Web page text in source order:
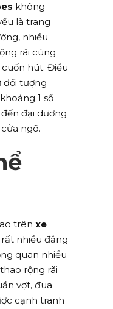
không
là trang
nhiều
rãi cùng
hút. Điều
đối tượng
1 số
đại dương
ngõ.
trên xe
rất nhiều đẳng
quan nhiều
rộng rãi
vợt, đua
cạnh tranh